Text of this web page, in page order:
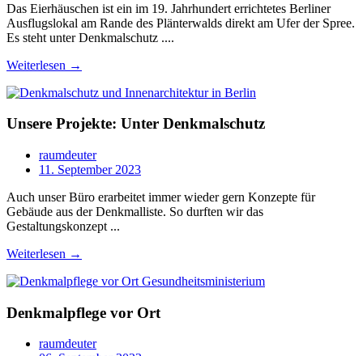
Das Eierhäuschen ist ein im 19. Jahrhundert errichtetes Berliner
Ausflugslokal am Rande des Plänterwalds direkt am Ufer der Spree.
Es steht unter Denkmalschutz ....
Weiterlesen →
Unsere Projekte: Unter Denkmalschutz
raumdeuter
11. September 2023
Auch unser Büro erarbeitet immer wieder gern Konzepte für
Gebäude aus der Denkmalliste. So durften wir das
Gestaltungskonzept ...
Weiterlesen →
Denkmalpflege vor Ort
raumdeuter